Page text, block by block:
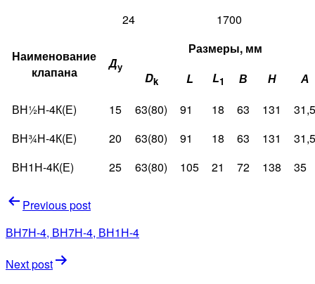
24
1700
Наименование
клапана
Ду
Размеры, мм
Dk L L1 В Н
А
ВН½Н-4К(Е)
15 63(80) 91 18 63 131
31,5
ВН¾Н-4К(Е)
20 63(80) 91 18 63 131
31,5
ВН1Н-4К(Е)
25 63(80) 105 21 72 138 35
Навигация
по
записям
Previous post
ВН7Н-4, ВН7Н-4, ВН1Н-4
Next post